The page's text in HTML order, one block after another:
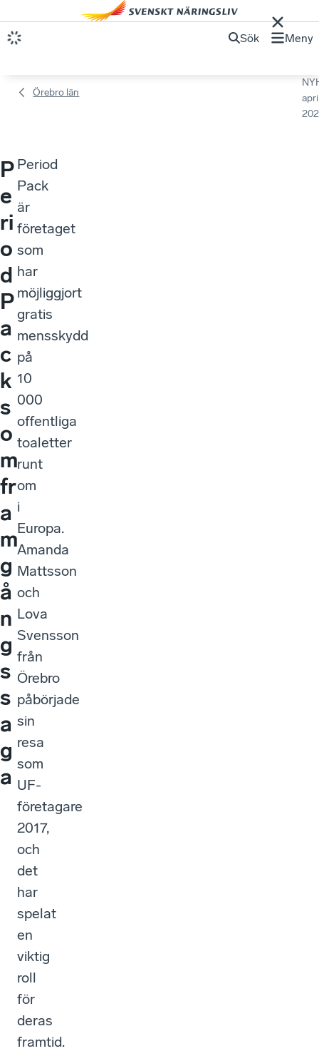
Sök Meny
Örebro län
P
e
ri
o
d
P
a
c
k
s
o
m
fr
a
m
g
å
n
g
s
s
a
g
a
Period
Pack
är
företaget
som
har
möjliggjort
gratis
mensskydd
på
10
000
offentliga
toaletter
runt
om
i
Europa.
Amanda
Mattsson
och
Lova
Svensson
från
Örebro
påbörjade
sin
resa
som
UF-
företagare
2017,
och
det
har
spelat
en
viktig
roll
för
deras
framtid.